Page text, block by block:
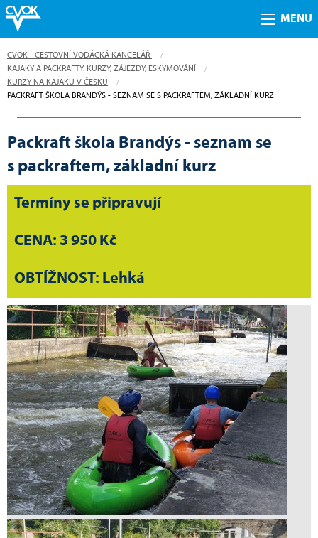
MENU
CVOK - CESTOVNÍ VODÁCKÁ KANCELÁŘ
KAJAKY A PACKRAFTY. KURZY, ZÁJEZDY, ESKYMOVÁNÍ
KURZY NA KAJAKU V ČESKU
CURRENT:
PACKRAFT ŠKOLA BRANDÝS - SEZNAM SE S PACKRAFTEM, ZÁKLADNÍ KURZ
Packraft škola Brandýs - seznam se
s packraftem, základní kurz
Termíny se připravují
CENA: 3 950 Kč
OBTÍŽNOST: Lehká